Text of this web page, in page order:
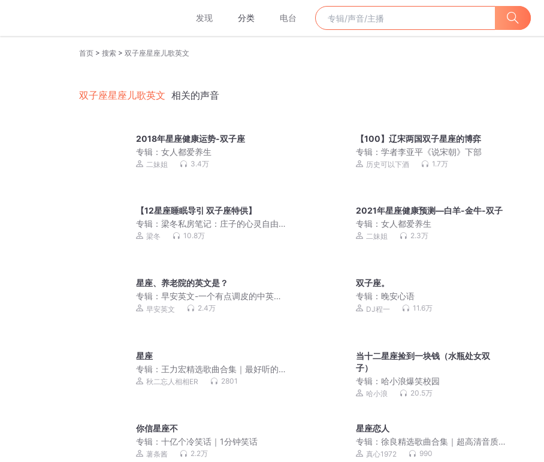
发现 分类 电台
首页 > 搜索 > 双子座星座儿歌英文
双子座星座儿歌英文 相关的声音
2018年星座健康运势-双子座
专辑： 女人都爱养生
二妹姐 3.4万
【100】辽宋两国双子星座的博弈
专辑：学者李亚平《说宋朝》下部
历史可以下酒 1.7万
【12星座睡眠导引 双子座特供】
专辑： 梁冬私房笔记：庄子的心灵自由
之路梁冬 10.8万
2021年星座健康预测—白羊-金牛-双子
专辑：女人都爱养生
二妹姐 2.3万
星座、养老院的英文是？
专辑： 早安英文-一个有点调皮的中英双
语播客
早安英文 2.4万
双子座。
专辑：晚安心语
DJ程一 11.6万
星座
专辑： 王力宏精选歌曲合集｜最好听的
歌曲｜超高音质
秋二忘人相相ER 2801
当十二星座捡到一块钱（水瓶处女双
子）
专辑： 哈小浪爆笑校园
哈小浪 20.5万
你信星座不
专辑： 十亿个冷笑话｜1分钟笑话
薯条酱 2.2万
星座恋人
专辑：徐良精选歌曲合集｜超高清音质
｜最好听的音乐MV
真心1972 990